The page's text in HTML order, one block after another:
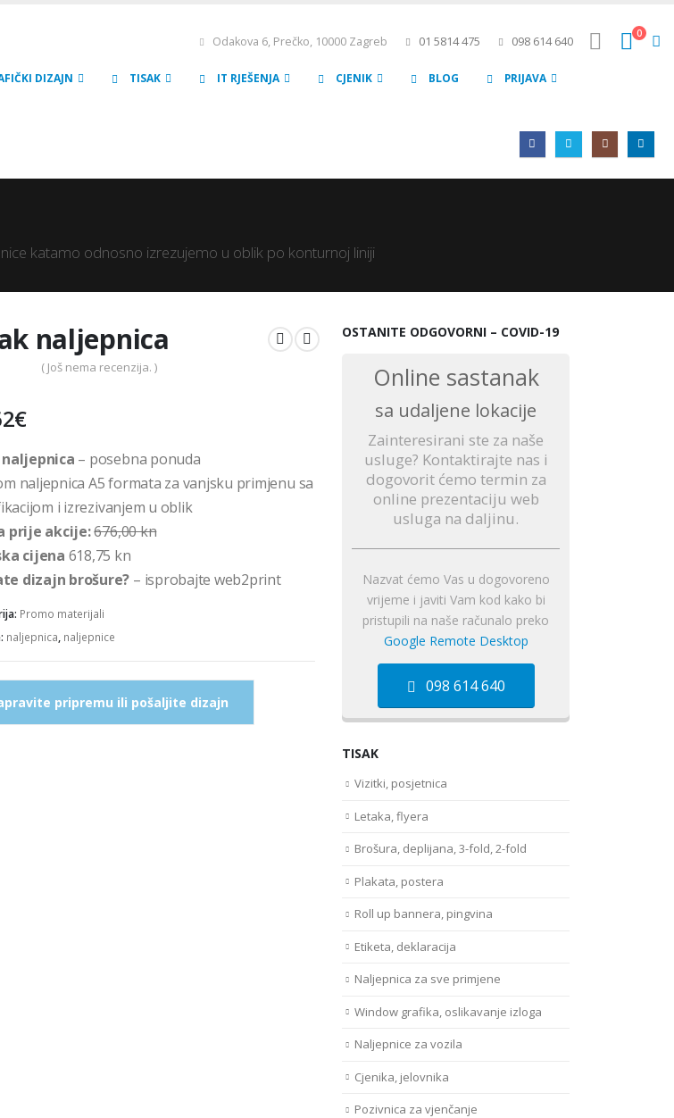
Odakova 6, Prečko, 10000 Zagreb 01 5814 475 098 614 640
0
DIZAJN TISAK IT RJEŠENJA CJENIK BLOG PRIJAVA
katamo odnosno izrezujemo u oblik po konturnoj liniji
naljepnica
( Još nema recenzija. )
€
– posebna ponuda
naljepnica A5 formata za vanjsku primjenu sa
i izrezivanjem u oblik
prije akcije:676,00 kn
cijena 618,75 kn
dizajn brošure? – isprobajte web2print
Promo materijali
naljepnica, naljepnice
pripremu ili pošaljite dizajn
OSTANITE ODGOVORNI – COVID-19
Online sastanak
sa udaljene lokacije
Zainteresirani ste za naše
usluge? Kontaktirajte nas i
dogovorit ćemo termin za
online prezentaciju web
usluga na daljinu.
Nazvat ćemo Vas u dogovoreno
vrijeme i javiti Vam kod kako bi
pristupili na naše računalo preko
Google Remote Desktop
098 614 640
TISAK
Vizitki, posjetnica
Letaka, flyera
Brošura, deplijana, 3-fold, 2-fold
Plakata, postera
Roll up bannera, pingvina
Etiketa, deklaracija
Naljepnica za sve primjene
Window grafika, oslikavanje izloga
Naljepnice za vozila
Cjenika, jelovnika
Pozivnica za vjenčanje